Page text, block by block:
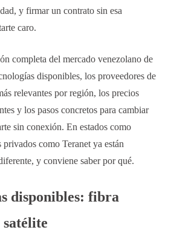
y firmar un contrato sin esa
caro.
completa del mercado venezolano de
disponibles, los proveedores de
relevantes por región, los precios
y los pasos concretos para cambiar
sin conexión. En estados como
como Teranet ya están
y conviene saber por qué.
disponibles: fibra